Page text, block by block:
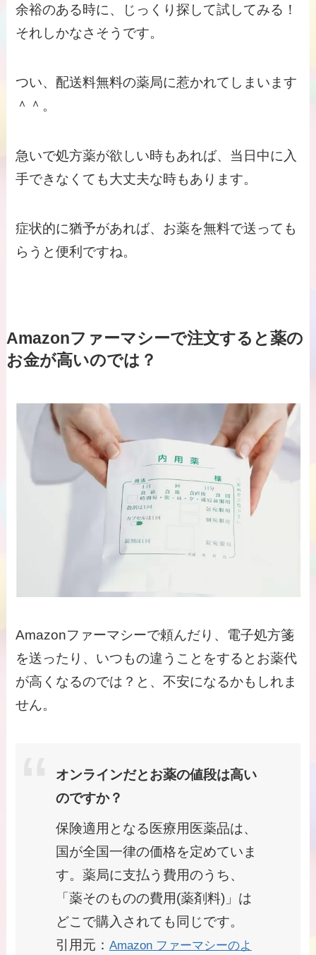
余裕のある時に、じっくり探して試してみる！
それしかなさそうです。
つい、配送料無料の薬局に惹かれてしまいます
＾＾。
急いで処方薬が欲しい時もあれば、当日中に入
手できなくても大丈夫な時もあります。
症状的に猶予があれば、お薬を無料で送っても
らうと便利ですね。
Amazonファーマシーで注文すると薬の
お金が高いのでは？
Amazonファーマシーで頼んだり、電子処方箋
を送ったり、いつもの違うことをするとお薬代
が高くなるのでは？と、不安になるかもしれま
せん。
オンラインだとお薬の値段は高い
のですか？
保険適用となる医療用医薬品は、
国が全国一律の価格を定めていま
す。薬局に支払う費用のうち、
「薬そのものの費用(薬剤料)」は
どこで購入されても同じです。
引用元： Amazon ファーマシーのよ